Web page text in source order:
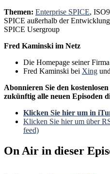
Themen: Enterprise SPICE,
SPICE außerhalb der
SPICE Usergroup
Fred Kaminski im Netz
Die Homepage seiner Firma
Fred Kaminski bei Xing und
Abonnieren Sie den
zukünftig alle neuen Episoden
Klicken Sie hier um in
Klicken Sie hier um über
feed)
On Air in dieser